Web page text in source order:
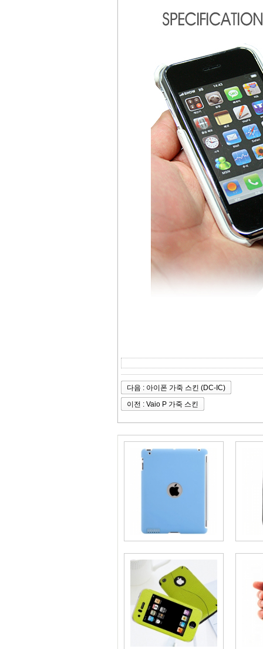
다음 : 아이폰 가죽 스킨 (DC-IC)
이전 : Vaio P 가죽 스킨